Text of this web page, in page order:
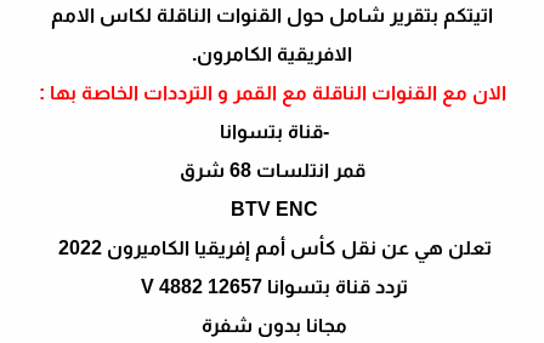
اتيتكم بتقرير شامل حول القنوات الناقلة لكاس الامم
الافريقية الكامرون.
الان مع القنوات الناقلة مع القمر و الترددات الخاصة بها :
-قناة بتسوانا
قمر انتلسات 68 شرق
BTV ENC
تعلن هي عن نقل كأس أمم إفريقيا الكاميرون 2022
تردد قناة بتسوانا 12657 V 4882
مجانا بدون شفرة